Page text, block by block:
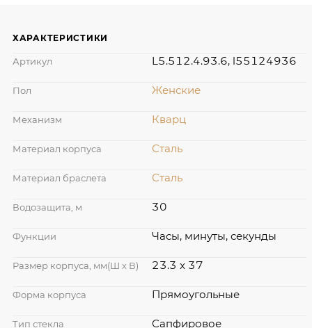
ХАРАКТЕРИСТИКИ
Артикул L5.512.4.93.6, l55124936
Пол Женские
Механизм Кварц
Материал корпуса Сталь
Материал браслета Сталь
Водозащита, м 30
Функции Часы, минуты, секунды
Размер корпуса, мм(Ш х В) 23.3 x 37
Форма корпуса Прямоугольные
Тип стекла Сапфировое